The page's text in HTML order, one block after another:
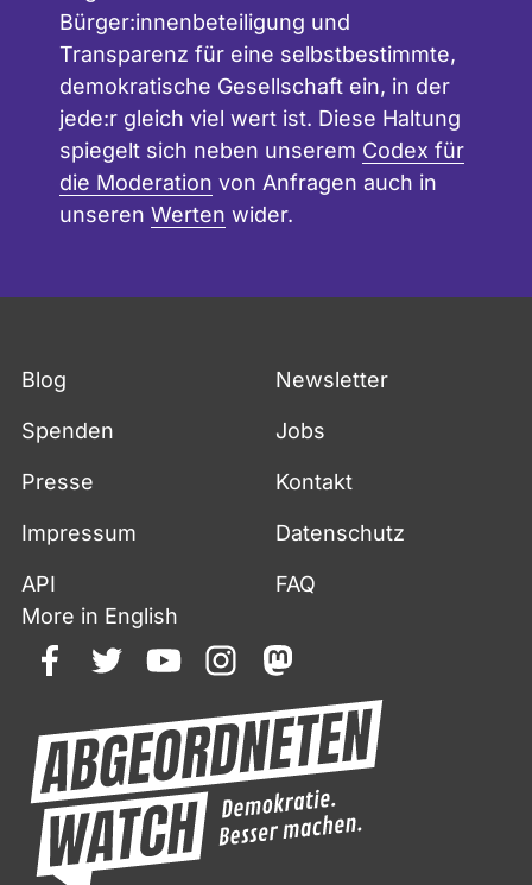
Bürger:innenbeteiligung und
Transparenz für eine selbstbestimmte,
demokratische Gesellschaft ein, in der
jede:r gleich viel wert ist. Diese Haltung
spiegelt sich neben unserem Codex für
die Moderation von Anfragen auch in
unseren Werten wider.
Blog Newsletter
Spenden Jobs
Presse Kontakt
Impressum Datenschutz
API
FAQ
More in English
facebooktwitteryoutubeinstagrammastodon